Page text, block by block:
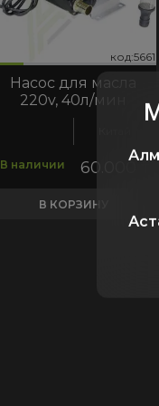
код:5661
Насос для масла
220v, 40л/мин
В наличии 60.000
В КОРЗИНУ